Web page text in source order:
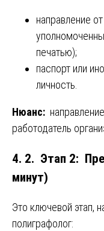
направление
печатью);
паспорт или
личность.
Нюанс:
работодатель
4. 2. Этап 2:
минут)
Это ключевой этап,
полиграфолог: